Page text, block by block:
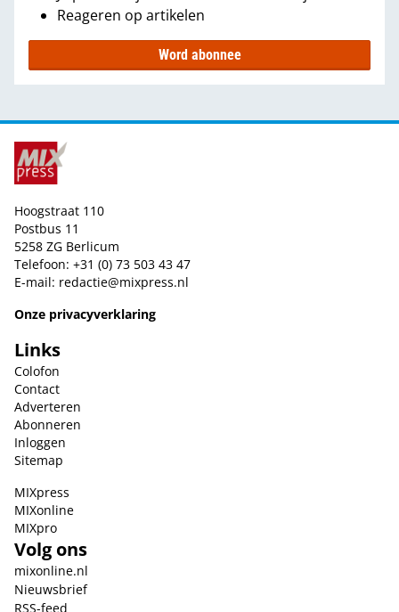
Reageren op artikelen
Word abonnee
Hoogstraat 110
Postbus 11
5258 ZG Berlicum
Telefoon: +31 (0) 73 503 43 47
E-mail: redactie@mixpress.nl
Onze privacyverklaring
Links
Colofon
Contact
Adverteren
Abonneren
Inloggen
Sitemap
MIXpress
MIXonline
MIXpro
Volg ons
mixonline.nl
Nieuwsbrief
RSS-feed